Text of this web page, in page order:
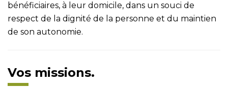
bénéficiaires, à leur domicile, dans un souci de
respect de la dignité de la personne et du maintien
de son autonomie.
Vos missions.